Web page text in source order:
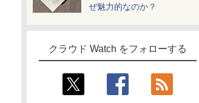
ぜ魅力的なのか？
クラウド Watch をフォローする